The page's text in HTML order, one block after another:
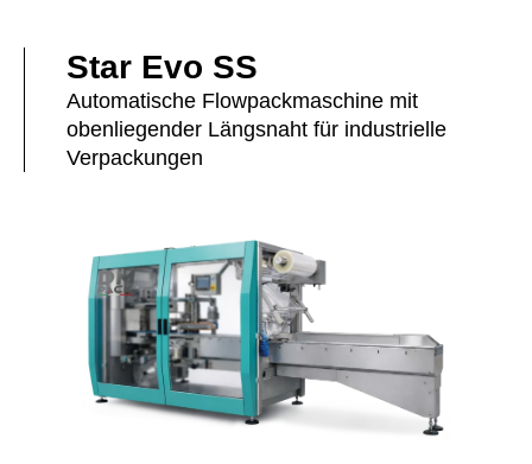
Star Evo SS
Automatische Flowpackmaschine mit
obenliegender Längsnaht für industrielle
Verpackungen